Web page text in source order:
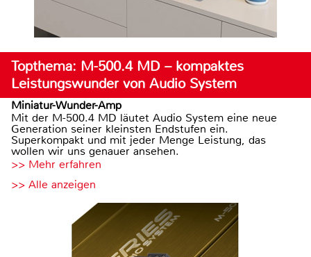
Topthema: M-500.4 MD – kompaktes
Leistungswunder von Audio System
Miniatur-Wunder-Amp
Mit der M-500.4 MD läutet Audio System eine neue
Generation seiner kleinsten Endstufen ein.
Superkompakt und mit jeder Menge Leistung, das
wollen wir uns genauer ansehen.
>> Mehr erfahren
>> Alle anzeigen